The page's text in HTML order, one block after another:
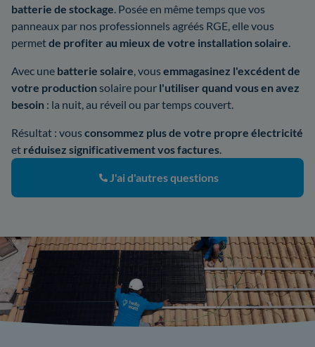
batterie de stockage. Posée en même temps que vos
panneaux par nos professionnels agréés RGE, elle vous
permetde profiter au mieux de votre installation solaire.
Avec une batterie solaire, vous emmagasinez l'excédent de
votre production solaire pour l'utiliser quand vous en avez
besoin : la nuit, au réveil ou par temps couvert.
Résultat : vous consommez plus de votre propre électricité
et réduisez significativement vos factures.
J'ai d'autres questions